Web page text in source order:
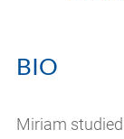
BIO
Miriam